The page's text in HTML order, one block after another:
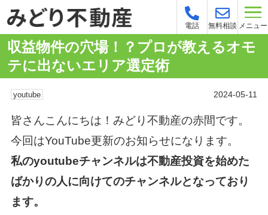
電話 無料相談 メニュー
収益物件の穴場！？プロが教えるオモ
テに出ないエリア選定術
youtube 2024-05-11
皆さんこんにちは！みどり不動産の赤間です。
今回はYouTube更新のお知らせになります。
私のyoutubeチャンネルは不動産投資を始めた
ばかりの人に向けてのチャンネルとなっており
ます。